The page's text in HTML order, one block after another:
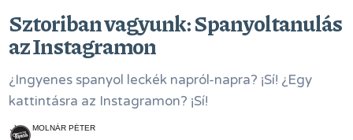
Sztoriban vagyunk: Spanyoltanulás
az Instagramon
¿Ingyenes spanyol leckék napról-napra? ¡Sí! ¿Egy
kattintásra az Instagramon? ¡Sí!
MOLNÁR PÉTER